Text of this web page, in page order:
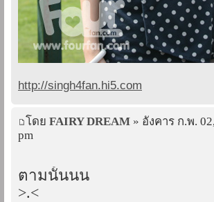
http://singh4fan.hi5.com
โดย FAIRY DREAM » อังคาร ก.พ.
pm
ตามนั้นนน
>.<